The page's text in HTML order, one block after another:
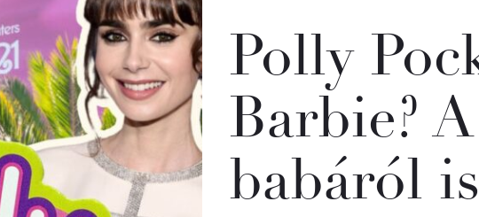
Polly
Barbie?
babáról